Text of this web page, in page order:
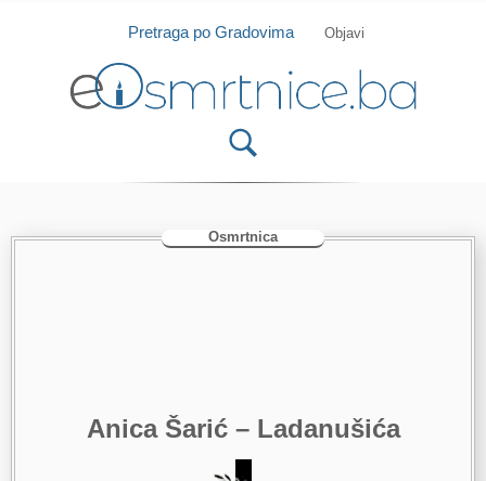
Isprobajte našu Android i IOS aplikaciju
Pretraga po Gradovima Objavi
Osmrtnica
Anica Šarić – Ladanušića